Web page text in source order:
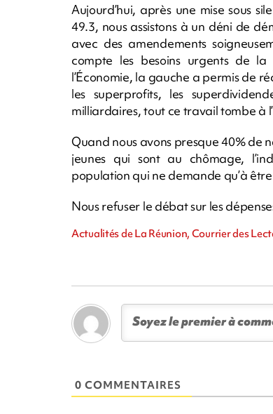
Aujourd’hui, après une mise sous
49.3, nous assistons à un déni de
avec des amendements
compte les besoins urgents de
l’Économie, la gauche a permis de
les superprofits, les
milliardaires, tout ce travail tombe à
Quand nous avons presque 40% de
jeunes qui sont au chômage,
population qui ne demande qu’à
Nous refuser le débat sur les
Actualités de La Réunion, Courrier des
0 COMMENTAIRES